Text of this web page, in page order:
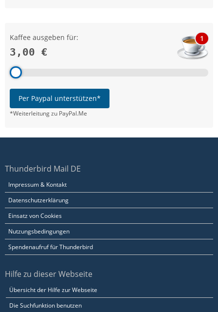
Kaffee ausgeben für:
3,00 €
1
Per Paypal unterstützen*
*Weiterleitung zu PayPal.Me
Thunderbird Mail DE
Impressum & Kontakt
Datenschutzerklärung
Einsatz von Cookies
Nutzungsbedingungen
Spendenaufruf für Thunderbird
Hilfe zu dieser Webseite
Übersicht der Hilfe zur Webseite
Die Suchfunktion benutzen